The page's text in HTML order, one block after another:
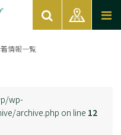
情報一覧
wp-
archive.php on line 12